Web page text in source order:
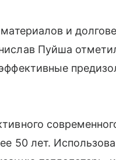
и
Пуйша
50 лет.